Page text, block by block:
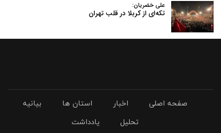
علی خضریان:
تکه‌ای از کربلا در قلب تهران
صفحه اصلی اخبار استان ها
بیانیه
تحلیل
یادداشت